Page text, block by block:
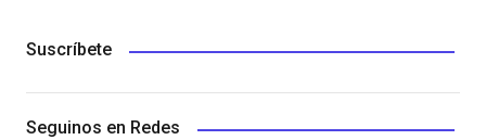
Suscríbete
Seguinos en Redes